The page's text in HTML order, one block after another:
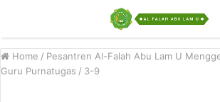
Home / Pesantren Al-Falah Abu Lam U
Guru Purnatugas / 3-9